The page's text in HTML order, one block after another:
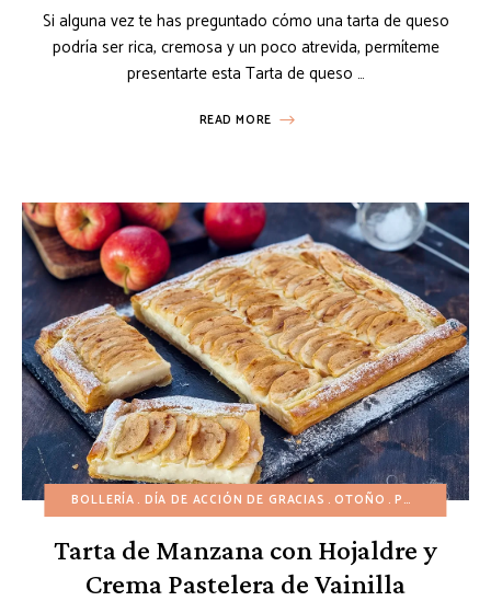
Si alguna vez te has preguntado cómo una tarta de queso
podría ser rica, cremosa y un poco atrevida, permíteme
presentarte esta Tarta de queso …
READ MORE
BOLLERÍA DÍA DE ACCIÓN DE GRACIAS OTOÑO POSTRES DE FRUTAS
Tarta de Manzana con Hojaldre y
Crema Pastelera de Vainilla